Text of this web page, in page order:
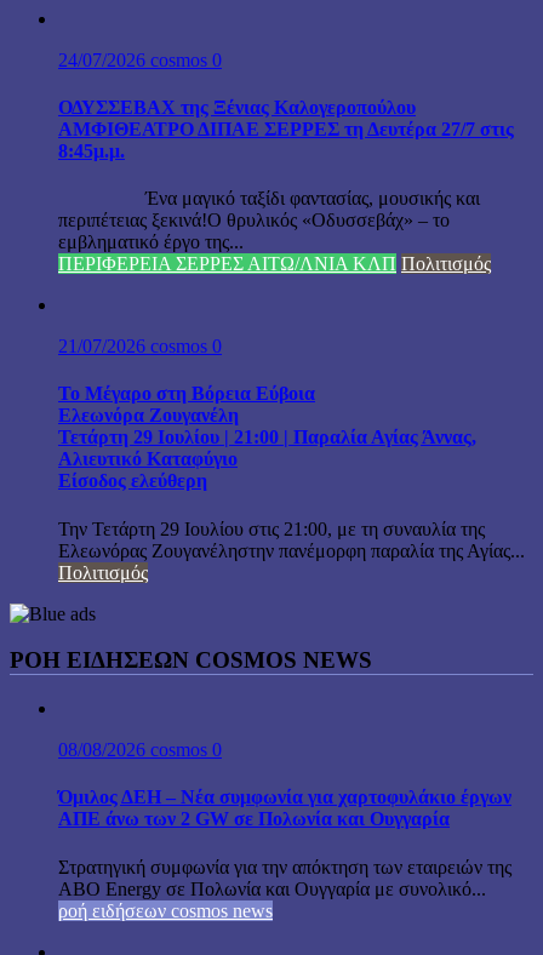
24/07/2026 cosmos 0
ΟΔΥΣΣΕΒΑΧ της Ξένιας Καλογεροπούλου
ΑΜΦΙΘΕΑΤΡΟ ΔΙΠΑΕ ΣΕΡΡΕΣ τη Δευτέρα 27/7 στις
8:45μ.μ.
Ένα μαγικό ταξίδι φαντασίας, μουσικής και
περιπέτειας ξεκινά!Ο θρυλικός «Οδυσσεβάχ» – το
εμβληματικό έργο της...
ΠΕΡΙΦΕΡΕΙΑ ΣΕΡΡΕΣ ΑΙΤΩ/ΛΝΙΑ ΚΛΠ Πολιτισμός
21/07/2026 cosmos 0
Το Μέγαρο στη Βόρεια Εύβοια
Ελεωνόρα Ζουγανέλη
Τετάρτη 29 Ιουλίου | 21:00 | Παραλία Αγίας Άννας,
Αλιευτικό Καταφύγιο
Είσοδος ελεύθερη
Την Τετάρτη 29 Ιουλίου στις 21:00, με τη συναυλία της
Ελεωνόρας Ζουγανέληστην πανέμορφη παραλία της Αγίας...
Πολιτισμός
ΡΟΗ ΕΙΔΗΣΕΩΝ COSMOS NEWS
08/08/2026 cosmos 0
Όμιλος ΔΕΗ – Νέα συμφωνία για χαρτοφυλάκιο έργων
ΑΠΕ άνω των 2 GW σε Πολωνία και Ουγγαρία
Στρατηγική συμφωνία για την απόκτηση των εταιρειών της
ABO Energy σε Πολωνία και Ουγγαρία με συνολικό...
ροή ειδήσεων cosmos news